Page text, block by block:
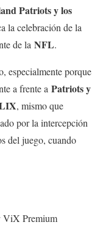
Patriots y los
la celebración de la
de la NFL.
especialmente porque
a frente a Patriots y
, mismo que
por la intercepción
del juego, cuando
ViX Premium